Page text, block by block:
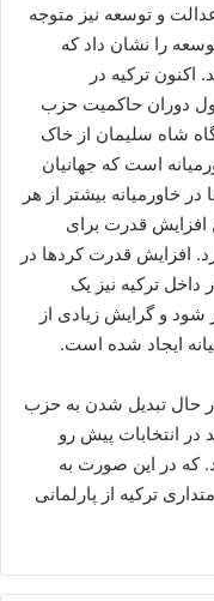
و توسعه نیز متوجه
را نشان داد که
اکنون ترکیه در
دوران حاکمیت حزب
شاه سلیمان از خاک
است که جهانیان
خاورمیانه بیشتر از هر
افزایش قدرت برای
افزایش قدرت کردها در
ترکیه نیز یک
و گرایش زیادی از
ایجاد شده است.
حال تبدیل شدن به حزب
انتخابات پیش رو
کند. که در این صورت به
ترکیه از پارلمانی